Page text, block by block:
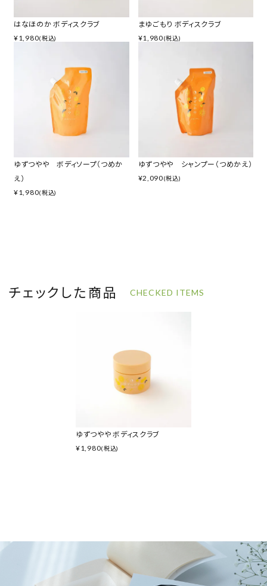
はなほのか ボディスクラブ
¥1,980(税込)
まゆごもり ボディスクラブ
¥1,980(税込)
ゆずつやや ボディソープ（つめか
え）
¥1,980(税込)
ゆずつやや シャンプー（つめかえ）
¥2,090(税込)
チェックした商品 CHECKED ITEMS
ゆずつやや ボディスクラブ
¥1,980(税込)